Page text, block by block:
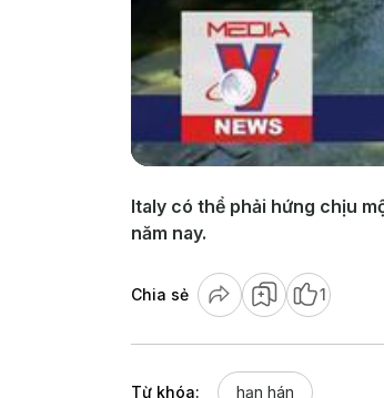
Italy có thể phải hứng chịu
năm nay.
Chia sẻ 1
Từ khóa: hạn hán